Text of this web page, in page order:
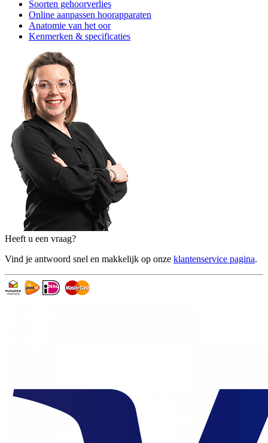
Soorten gehoorverlies
Online aanpassen hoorapparaten
Anatomie van het oor
Kenmerken & specificaties
Heeft u een vraag?
Vind je antwoord snel en makkelijk op onze klantenservice pagina.